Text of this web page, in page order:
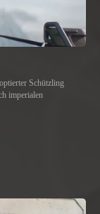
Schützling
imperialen